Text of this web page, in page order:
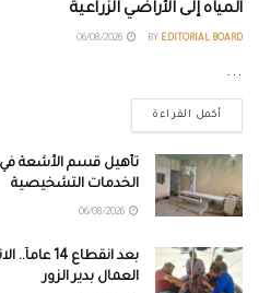
المياه إلى الأراضي الزراعية
BY EDITORIAL BOARD
...
أكمل القراءة
تأهيل قسم الأشعة في
الخدمات التشخيصية
بعد
العمال بدير الزور